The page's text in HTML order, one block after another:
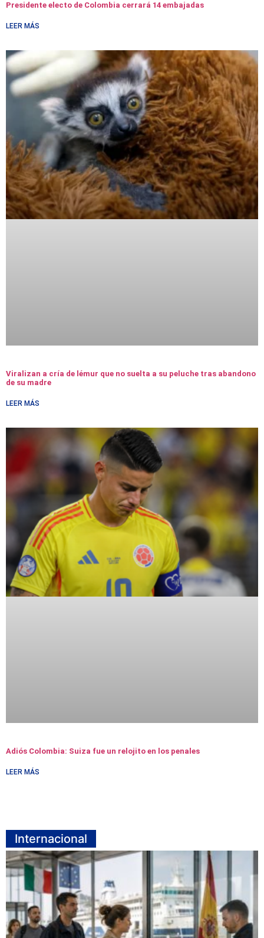
Presidente electo de Colombia cerrará 14 embajadas
LEER MÁS
Viralizan a cría de lémur que no suelta a su peluche tras abandono
de su madre
LEER MÁS
Adiós Colombia: Suiza fue un relojito en los penales
LEER MÁS
Internacional